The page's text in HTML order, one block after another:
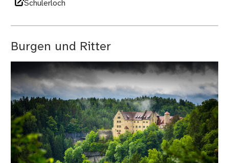
Schulerloch
Burgen und Ritter